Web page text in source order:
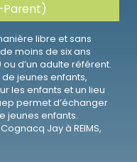
Parent)
libre et sans
moins de six ans
d’un adulte référent.
jeunes enfants,
les enfants et un lieu
permet d’échanger
jeunes enfants.
Jay à REIMS,